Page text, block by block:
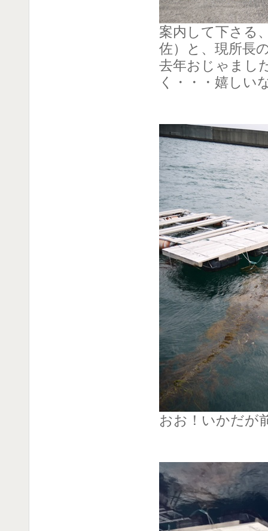
案内して下さる
佐）と、現所長
去年おじゃまし
く・・・嬉しい
おお！いかだが